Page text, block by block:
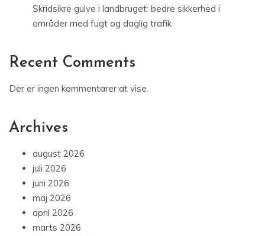
Skridsikre gulve i landbruget: bedre sikkerhed i
områder med fugt og daglig trafik
Recent Comments
Der er ingen kommentarer at vise.
Archives
august 2026
juli 2026
juni 2026
maj 2026
april 2026
marts 2026